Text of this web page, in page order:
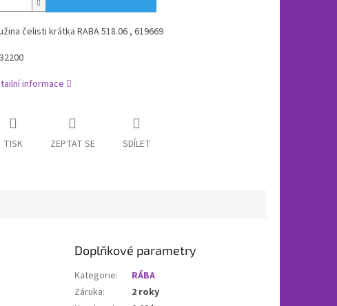
čelisti krátka RABA 518.06 , 619669
informace
TISK ZEPTAT SE SDÍLET
Doplňkové parametry
Kategorie:
RÁBA
Záruka:
2 roky